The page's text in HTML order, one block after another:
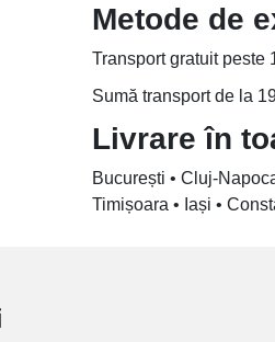
Metode de
Transport gratuit peste
Sumă transport de la
Livrare în
București • Cluj-
Timișoara • Iași •